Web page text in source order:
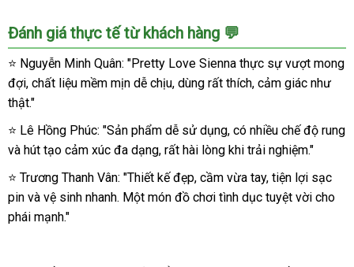
Đánh giá thực tế từ khách hàng 💬
⭐ Nguyễn Minh Quân: "Pretty Love Sienna thực sự vượt mong
đợi, chất liệu mềm mịn dễ chịu, dùng rất thích, cảm giác như
thật."
⭐ Lê Hồng Phúc: "Sản phẩm dễ sử dụng, có nhiều chế độ rung
và hút tạo cảm xúc đa dạng, rất hài lòng khi trải nghiệm."
⭐ Trương Thanh Vân: "Thiết kế đẹp, cầm vừa tay, tiện lợi sạc
pin và vệ sinh nhanh. Một món đồ chơi tình dục tuyệt vời cho
phái mạnh."